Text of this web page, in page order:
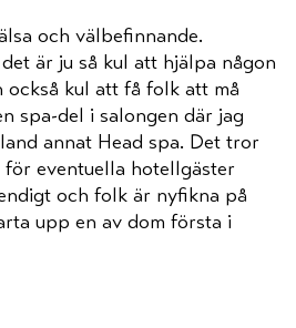
och välbefinnande.
är ju så kul att hjälpa någon
också kul att få folk att må
spa-del i salongen där jag
annat Head spa. Det tror
för eventuella hotellgäster
och folk är nyfikna på
upp en av dom första i